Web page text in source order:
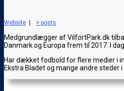
Website + posts
Medgrundlægger af VilfortPark.dk
Danmark og Europa frem til 2017. I
Har dækket fodbold for flere medier i
Ekstra Bladet og mange andre steder